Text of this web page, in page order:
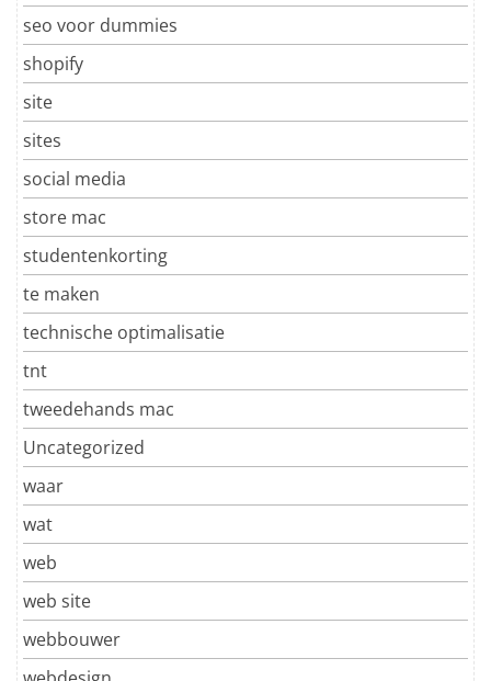
seo voor dummies
shopify
site
sites
social media
store mac
studentenkorting
te maken
technische optimalisatie
tnt
tweedehands mac
Uncategorized
waar
wat
web
web site
webbouwer